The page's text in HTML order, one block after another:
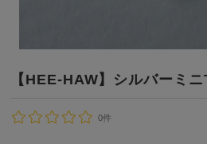
【HEE-HAW】シルバーミ
0件